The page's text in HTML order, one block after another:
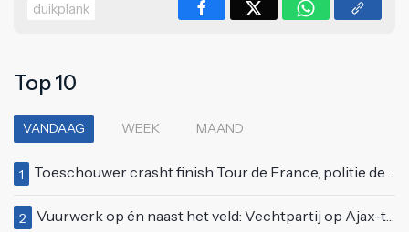
duikplank
Top 10
VANDAAG WEEK MAAND
1 Toeschouwer crasht finish Tour de France, politie deelt bodycheck uit
2 Vuurwerk op én naast het veld: Vechtpartij op Ajax-tribune tussen supporters en stewards